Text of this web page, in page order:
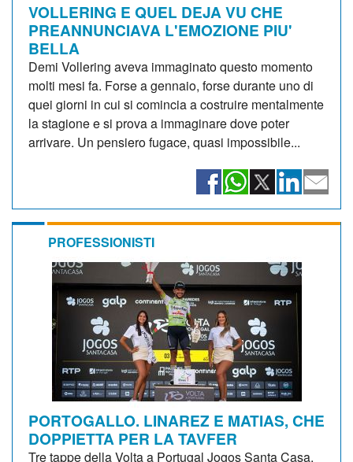
VOLLERING E QUEL DEJA VU CHE
PREANNUNCIAVA L'EMOZIONE PIU'
BELLA
Demi Vollering aveva immaginato questo momento
molti mesi fa. Forse a gennaio, forse durante uno di
quei giorni in cui si comincia a costruire mentalmente
la stagione e si prova a immaginare dove poter
arrivare. Un pensiero fugace, quasi impossibile...
PROFESSIONISTI
PORTOGALLO. LINAREZ E MATIAS, CHE
DOPPIETTA PER LA TAVFER
Tre tappe della Volta a Portugal Jogos Santa Casa,